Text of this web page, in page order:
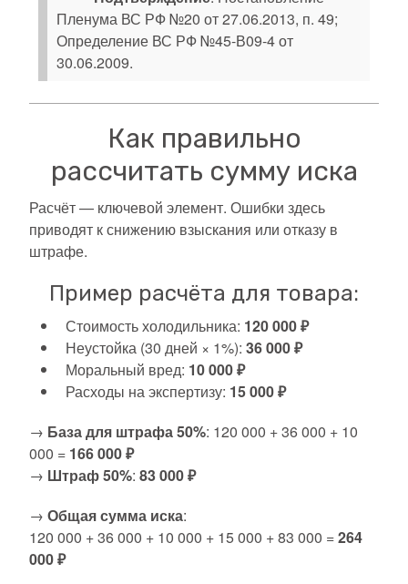
Пленума ВС РФ №20 от 27.06.2013, п. 49;
Определение ВС РФ №45-В09-4 от
30.06.2009.
Как правильно
рассчитать сумму иска
Расчёт — ключевой элемент. Ошибки здесь
приводят к снижению взыскания или отказу в
штрафе.
Пример расчёта для товара:
Стоимость холодильника: 120 000 ₽
Неустойка (30 дней × 1%): 36 000 ₽
Моральный вред: 10 000 ₽
Расходы на экспертизу: 15 000 ₽
→ База для штрафа 50%: 120 000 + 36 000 + 10
000 = 166 000 ₽
→ Штраф 50%: 83 000 ₽
→ Общая сумма иска:
120 000 + 36 000 + 10 000 + 15 000 + 83 000 =264
000 ₽